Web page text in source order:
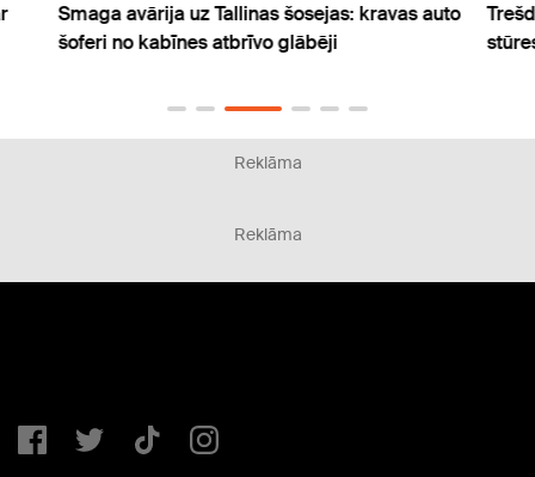
Smaga avārija uz Tallinas šosejas: kravas auto
šoferi no kabīnes atbrīvo glābēji
Reklāma
Reklāma